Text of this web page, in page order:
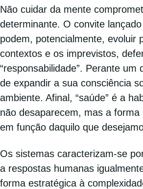
Não cuidar da mente
determinante. O convite
podem, potencialmente, evoluir
contextos e os imprevistos,
“responsabilidade”. Perante
de expandir a sua consciência
ambiente. Afinal, “saúde” é a
não desaparecem, mas a
em função daquilo que
Os sistemas caracterizam-se
a respostas humanas
forma estratégica à